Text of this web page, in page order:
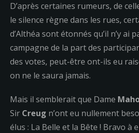
D’après certaines rumeurs, de
le silence règne dans les rues,
d’Althéa sont étonnés qu’il n’y ai
campagne de la part des
des votes, peut-être ont-ils eu
on ne le saura jamais.
Mais il semblerait que Dame
Sir Creug n’ont eu nullement
élus : La Belle et la Bête ! Bravo à